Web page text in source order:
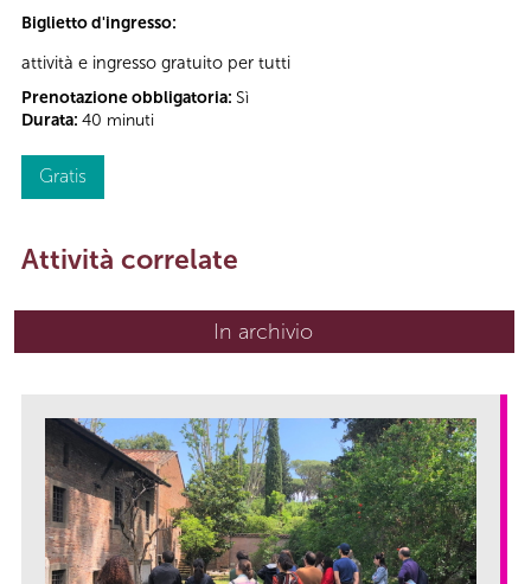
Biglietto d'ingresso:
attività e ingresso gratuito per tutti
Prenotazione obbligatoria: Sì
Durata: 40 minuti
Gratis
Attività correlate
In archivio